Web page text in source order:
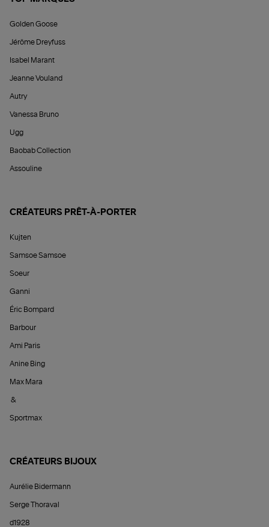
Golden Goose
Jérôme Dreyfuss
Isabel Marant
Jeanne Vouland
Autry
Vanessa Bruno
Ugg
Baobab Collection
Assouline
CRÉATEURS PRÊT-À-PORTER
Kujten
Samsoe Samsoe
Soeur
Ganni
Éric Bompard
Barbour
Ami Paris
Anine Bing
Max Mara
&
Sportmax
CRÉATEURS BIJOUX
Aurélie Bidermann
Serge Thoraval
d1928